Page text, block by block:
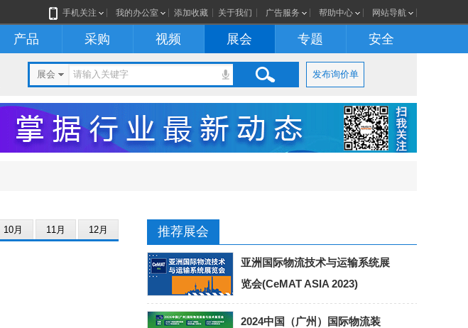
手机关注 我的办公室 添加收藏 关于我们 广告服务 帮助中心 网站导航
产品 采购 视频 展会 专题 安全
展会 发布询价单
10月 11月 12月 推荐展会
亚洲国际物流技术与运输系统展
览会(CeMAT ASIA 2023)
2024中国（广州）国际物流装